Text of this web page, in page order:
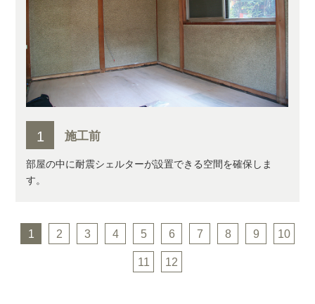
1 施工前
部屋の中に耐震シェルターが設置できる空間を確保しま
す。
1 2 3 4 5 6 7 8 9 10
11 12